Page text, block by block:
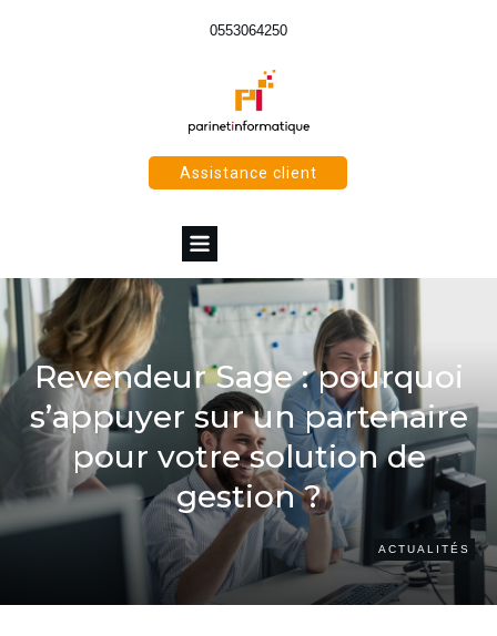
0553064250
Assistance client
Revendeur Sage : pourquoi
s’appuyer sur un partenaire
pour votre solution de
gestion ?
ACTUALITÉS